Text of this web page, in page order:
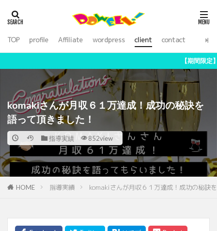
TOP profile Affiliate wordpress client contact
【期間限定】副業アフィリで月収５
komakiさんが月収６１万達成！成功の秘訣を
語って頂きました！
指導実績 852view
HOME 指導実績 komakiさんが月収６１万達成！成功の秘訣
カテゴリー
検索